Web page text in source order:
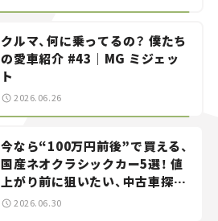
クルマ、何に乗ってるの？ 僕たち
の愛車紹介 #43｜MG ミジェッ
ト
2026.06.26
今なら“100万円前後”で買える、
国産ネオクラシックカー5選！ 値
上がり前に狙いたい、中古車探し
をお手伝い――ちょっとイケてるマ
2026.06.30